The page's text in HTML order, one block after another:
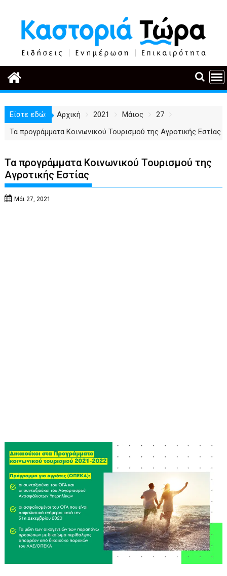
περιεχόμενο
Είστε εδώ: Αρχική 2021 Μάιος
27
Τα προγράμματα Κοινωνικού Τουρισμού της Αγροτικής Εστίας
Τα προγράμματα Κοινωνικού Τουρισμού της
Αγροτικής Εστίας
Μάι 27, 2021